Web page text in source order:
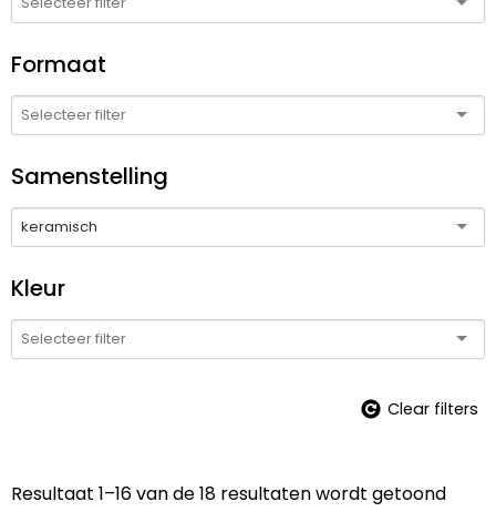
Formaat
Samenstelling
keramisch
Kleur
Clear filters
Resultaat 1–16 van de 18 resultaten wordt getoond